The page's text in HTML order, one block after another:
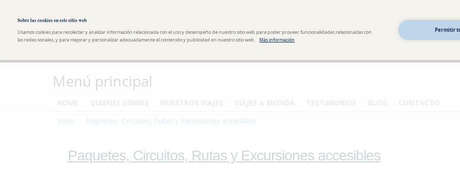
Sobre las cookies en este sitio web
Usamos cookies para recolectar y analizar información relacionada con el uso y desempeño de nuestro sitio web para poder proveer funcionalidades relacionadas con
las redes sociales, y para mejorar y personalizar adecuadamente el contenido y publicidad en nuestro sitio web.
Más información
Permitir
Menú principal
Inicio
Paquetes, Circuitos, Rutas y Excursiones accesibles
Paquetes, Circuitos, Rutas y Excursiones accesibles